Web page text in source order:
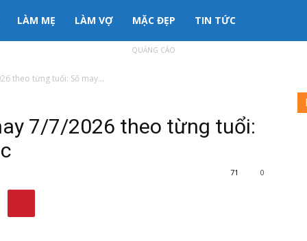
LÀM MẸ LÀM VỢ MẶC ĐẸP TIN TỨC
QUẢNG CÁO
theo từng tuổi: Số may...
7/7/2026 theo từng tuổi:
0
71